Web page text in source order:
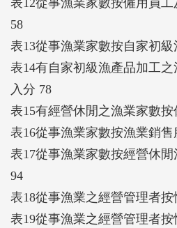
58
表13從事漁業家數按自家初
表14有自家初級漁產品加工
入分 78
表15有經營休閒之漁業家數
表16從事漁業家數按漁業銷
表17從事漁業家數按經營休
94
表18從事漁業之經營管理者
表19從事漁業之經營管理者